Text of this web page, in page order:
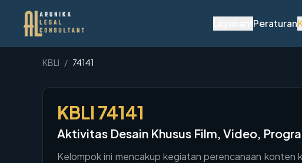
Peraturan
KBLI / 74141
KBLI 74141
Aktivitas Desain Khusus Film, Video,
Kelompok ini mencakup kegiatan perencanaan konten